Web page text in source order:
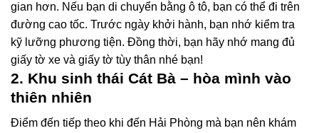
gian hơn. Nếu bạn di chuyển bằng ô tô, bạn có thể đi trên
đường cao tốc. Trước ngày khởi hành, bạn nhớ kiểm tra
kỹ lưỡng phương tiện. Đồng thời, bạn hãy nhớ mang đủ
giấy tờ xe và giấy tờ tùy thân nhé bạn!
2. Khu sinh thái Cát Bà – hòa mình vào
thiên nhiên
Điểm đến tiếp theo khi đến Hải Phòng mà bạn nên khám